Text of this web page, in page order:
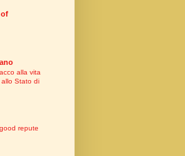
of
alla vita
Stato di
repute